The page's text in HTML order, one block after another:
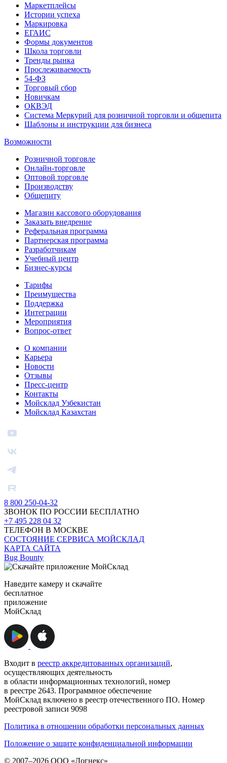
Маркетплейсы
Истории успеха
Маркировка
ЕГАИС
Формы документов
Школа торговли
Тренды рынка
Прослеживаемость
54-ФЗ
Торговый сбор
Новичкам
ОКВЭД
Система Меркурий для розничной торговли и общепита
Шаблоны и инструкции для бизнеса
Возможности
Розничной торговле
Онлайн-торговле
Оптовой торговле
Производству
Общепиту
Магазин кассового оборудования
Заказать внедрение
Реферальная программа
Партнерская программа
Разработчикам
Учебный центр
Бизнес‑курсы
Тарифы
Преимущества
Поддержка
Интеграции
Мероприятия
Вопрос-ответ
О компании
Карьера
Новости
Отзывы
Пресс-центр
Контакты
Мойсклад Узбекистан
Мойсклад Казахстан
8 800 250-04-32
ЗВОНОК ПО РОССИИ БЕСПЛАТНО
+7 495 228 04 32
ТЕЛЕФОН В МОСКВЕ
СОСТОЯНИЕ СЕРВИСА МОЙСКЛАД
КАРТА САЙТА
Bug Bounty
Наведите камеру и скачайте
бесплатное
приложение
МойСклад
Входит в реестр аккредитованных организаций,
осуществляющих деятельность
в области информационных технологий, номер
в реестре 2643. Программное обеспечение
МойСклад включено в реестр отечественного ПО. Номер
реестровой записи 9098
Политика в отношении обработки персональных данных
Положение о защите конфиденциальной информации
© 2007–2026 ООО «Логнекс»